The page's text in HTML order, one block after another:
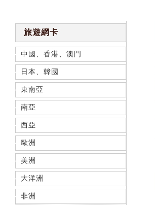
旅遊網卡
中國、香港、澳門
日本、韓國
東南亞
南亞
西亞
歐洲
美洲
大洋洲
非洲